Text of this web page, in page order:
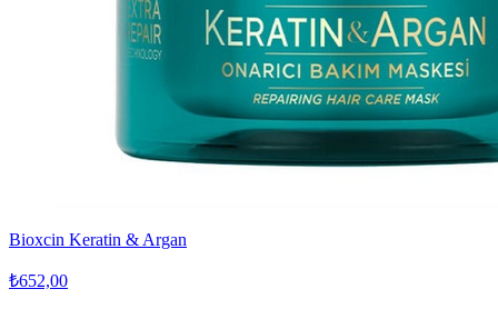
Bioxcin Keratin & Argan
₺652,00